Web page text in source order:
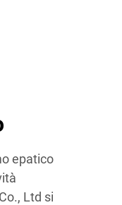
epatico
Ltd si